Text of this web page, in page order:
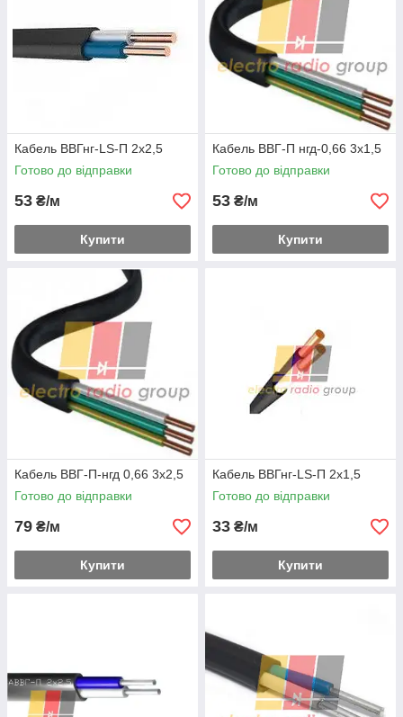
Кабель ВВГнг-LS-П 2х2,5
Готово до відправки
53 ₴/м
Купити
Кабель ВВГ-П нгд-0,66 3х1,5
Готово до відправки
53 ₴/м
Купити
Кабель ВВГ-П-нгд 0,66 3х2,5
Готово до відправки
79 ₴/м
Купити
Кабель ВВГнг-LS-П 2х1,5
Готово до відправки
33 ₴/м
Купити